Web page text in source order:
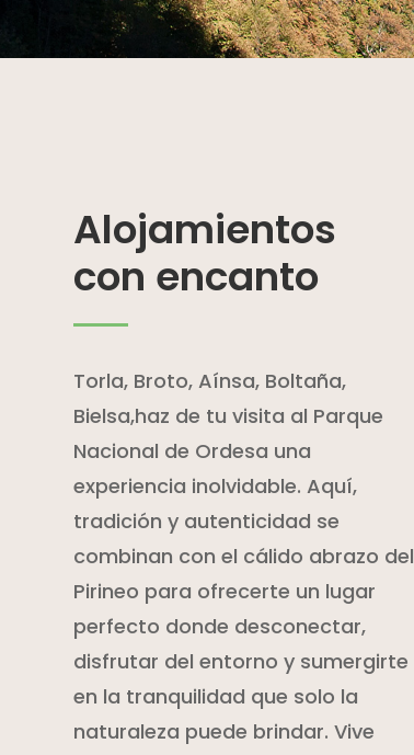
Alojamientos
con encanto
Torla, Broto, Aínsa, Boltaña,
Bielsa,haz de tu visita al Parque
Nacional de Ordesa una
experiencia inolvidable. Aquí,
tradición y autenticidad se
combinan con el cálido abrazo del
Pirineo para ofrecerte un lugar
perfecto donde desconectar,
disfrutar del entorno y sumergirte
en la tranquilidad que solo la
naturaleza puede brindar. Vive